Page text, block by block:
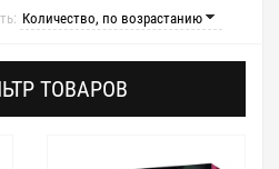
ТОВАРОВ